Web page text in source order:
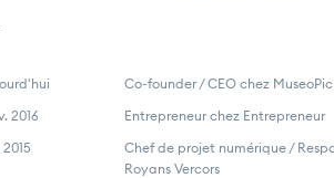
Co-founder / CEO chez MuseoPic
2016
Entrepreneur chez Entrepreneur
Chef de projet numérique /
Royans Vercors